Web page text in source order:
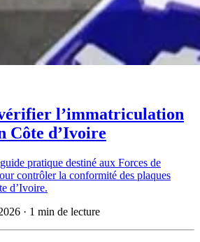
l’immatriculation
Côte d’Ivoire
pratique destiné aux Forces de
contrôler la conformité des plaques
d’Ivoire.
· 1 min de lecture